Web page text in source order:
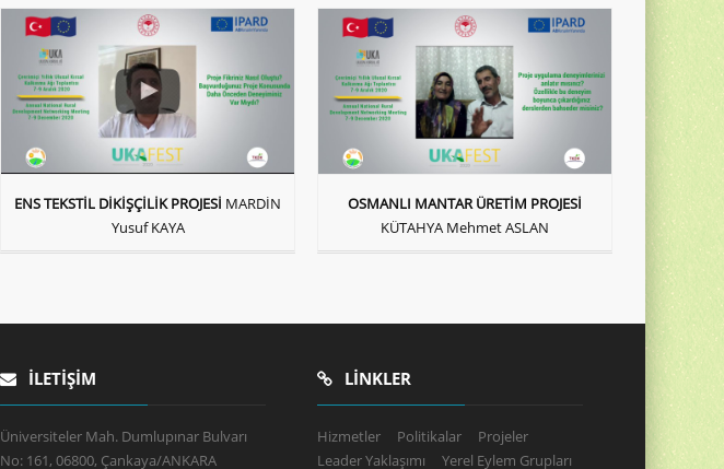
ENS TEKSTİL DİKİŞÇİLİK PROJESİ MARDİN
Yusuf KAYA
OSMANLI MANTAR ÜRETİM PROJESİ
KÜTAHYA Mehmet ASLAN
İLETIŞIM
Üniversiteler Mah. Dumlupınar Bulvarı
No: 161, 06800, Çankaya/ANKARA
LINKLER
Hizmetler Politikalar
Projeler
Leader Yaklaşımı
Yerel Eylem Grupları